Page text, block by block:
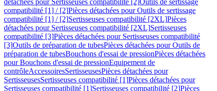
détachées pour Sertisseuses compatibilité [2]Outils de sertissage
compatibilité [1] / [2]Pièces détachées pour Outils de sertissage
compatibilité [1] / [2]Sertisseuses compatibilité [2XL]Pièces
détachées pour Sertisseuses compatibilité [2XL]Sertisseuses
compatibilité [3]Pièces détachées pour Sertisseuses compatibilité
[3]Outils de préparation de tubesPièces détachées pour Outils de
préparation de tubesBouchons d'essai de pressionPièces détachées
pour Bouchons d'essai de pressionEquipement de
contrôleAccessoiresSertisseusesPièces détachées pour
SertisseusesSertisseuses compatibilité [1]Pièces détachées pour
Sertisseuses compatibilité [1]Sertisseuses compatibilité [2]Pièces